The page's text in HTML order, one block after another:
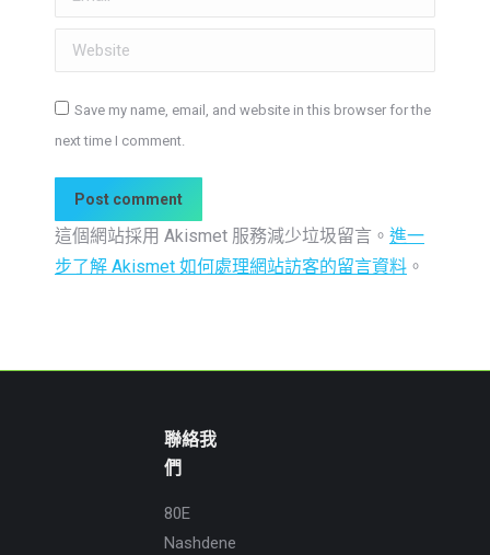
Website
Save my name, email, and website in this browser for the
next time I comment.
Post comment
這個網站採用 Akismet 服務減少垃圾留言。 進一
步了解 Akismet 如何處理網站訪客的留言資料 。
聯絡我
們
80E
Nashdene